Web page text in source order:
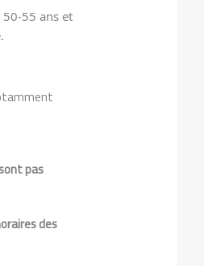
50-55 ans et
pas
des